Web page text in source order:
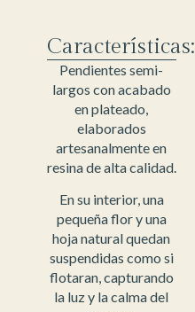
Características:
Pendientes semi-
largos con acabado
en plateado,
elaborados
artesanalmente en
resina de alta calidad.
En su interior, una
pequeña flor y una
hoja natural quedan
suspendidas como si
flotaran, capturando
la luz y la calma del